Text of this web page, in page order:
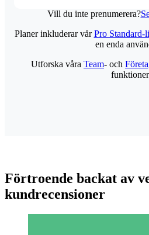
Vill du inte prenumerera?
Planer inkluderar vårPro Standard-
en enda
Utforska våra Team- och
Förtroende backat av
kundrecensioner